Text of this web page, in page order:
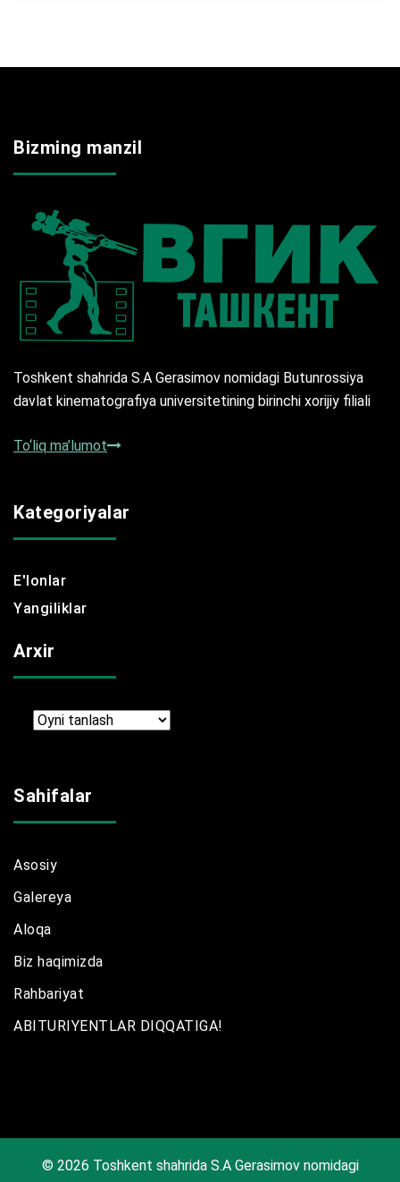
Bizming manzil
Toshkent shahrida S.A Gerasimov nomidagi Butunrossiya
davlat kinematografiya universitetining birinchi xorijiy filiali
To‘liq ma’lumot
Kategoriyalar
E'lonlar
Yangiliklar
Arxir
Arxir
Sahifalar
Asosiy
Galereya
Aloqa
Biz haqimizda
Rahbariyat
ABITURIYENTLAR DIQQATIGA!
© 2026 Toshkent shahrida S.A Gerasimov nomidagi